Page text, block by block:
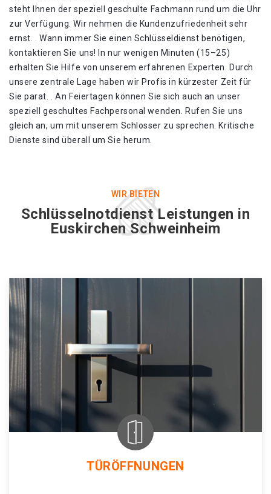
steht Ihnen der speziell geschulte Fachmann rund um die Uhr
zur Verfügung. Wir nehmen die Kundenzufriedenheit sehr
ernst. . Wann immer Sie einen Schlüsseldienst benötigen,
kontaktieren Sie uns! In nur wenigen Minuten (15–25)
erhalten Sie Hilfe von unserem erfahrenen Experten. Durch
unsere zentrale Lage haben wir Profis in kürzester Zeit für
Sie parat. . An Feiertagen können Sie sich auch an unser
speziell geschultes Fachpersonal wenden. Rufen Sie uns
gleich an, um mit unserem Schlosser zu sprechen. Kritische
Dienste sind überall um Sie herum.
WIR BIETEN
Schlüsselnotdienst Leistungen in
Euskirchen Schweinheim
TÜRÖFFNUNGEN